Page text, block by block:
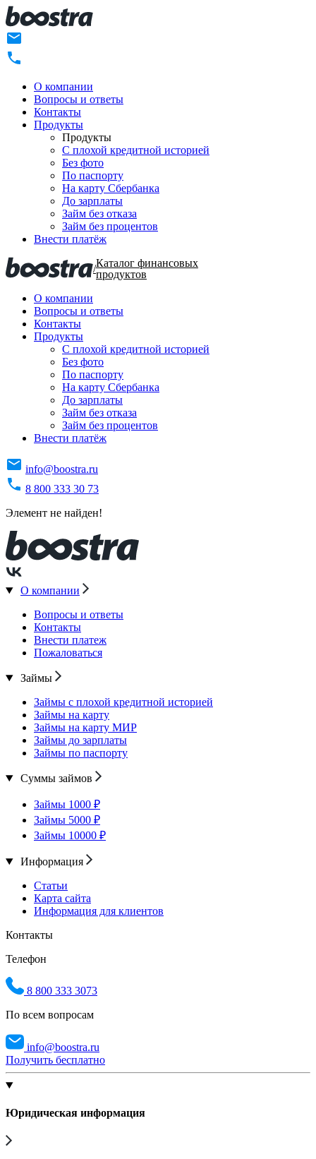
О компании
Вопросы и ответы
Контакты
Продукты
Продукты
C плохой кредитной историей
Без фото
По паспорту
На карту Сбербанка
До зарплаты
Займ без отказа
Займ без процентов
Внести платёж
/Каталог финансовых
продуктов
О компании
Вопросы и ответы
Контакты
Продукты
C плохой кредитной историей
Без фото
По паспорту
На карту Сбербанка
До зарплаты
Займ без отказа
Займ без процентов
Внести платёж
info@boostra.ru
8 800 333 30 73
Элемент не найден!
О компании
Вопросы и ответы
Контакты
Внести платеж
Пожаловаться
Займы
Займы с плохой кредитной историей
Займы на карту
Займы на карту МИР
Займы до зарплаты
Займы по паспорту
Суммы займов
Займы 1000 ₽
Займы 5000 ₽
Займы 10000 ₽
Информация
Статьи
Карта сайта
Информация для клиентов
Контакты
Телефон
8 800 333 3073
По всем вопросам
info@boostra.ru
Получить бесплатно
Юридическая информация